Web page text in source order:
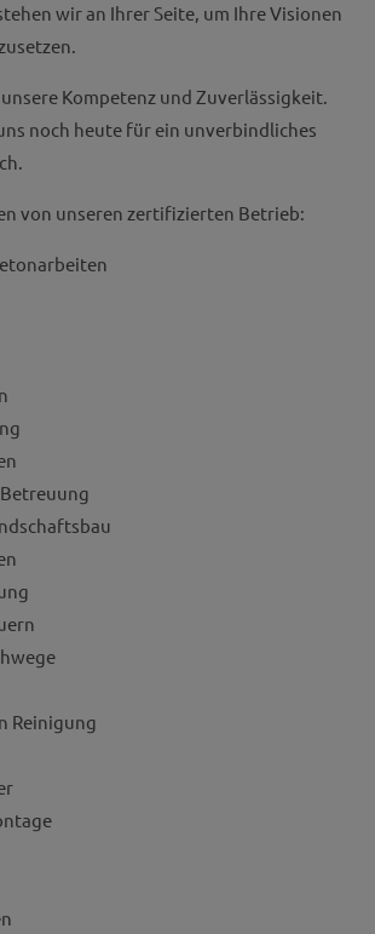
wir an Ihrer Seite, um Ihre Visionen
Kompetenz und Zuverlässigkeit.
noch heute für ein unverbindliches
von unseren zertifizierten Betrieb:
Reinigung